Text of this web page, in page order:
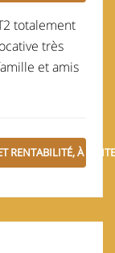
totalement
très
et amis
RENTABILITÉ, À